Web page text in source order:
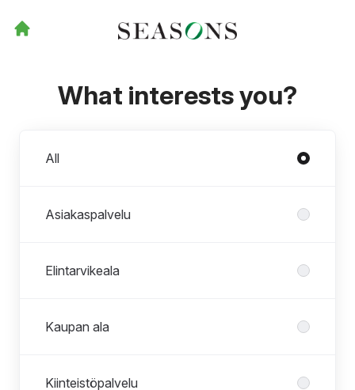
What interests you?
All
Asiakaspalvelu
Elintarvikeala
Kaupan ala
Kiinteistöpalvelu